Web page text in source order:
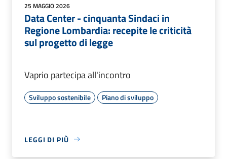
25 MAGGIO 2026
Data Center - cinquanta Sindaci in
Regione Lombardia: recepite le criticità
sul progetto di legge
Vaprio partecipa all'incontro
Sviluppo sostenibile Piano di sviluppo
LEGGI DI PIÙ